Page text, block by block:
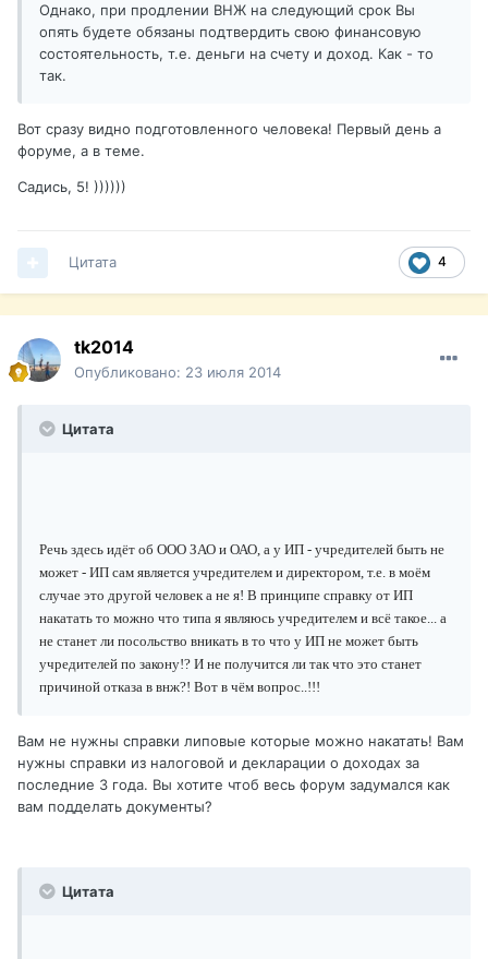
Однако, при продлении ВНЖ на следующий срок Вы
опять будете обязаны подтвердить свою финансовую
состоятельность, т.е. деньги на счету и доход. Как - то
так.
Вот сразу видно подготовленного человека! Первый день а
форуме, а в теме.
Садись, 5! ))))))
4
Цитата
tk2014
Опубликовано: 23 июля 2014
Цитата
Речь здесь идёт об ООО ЗАО и ОАО, а у ИП - учредителей быть не
может - ИП сам является учредителем и директором, т.е. в моём
случае это другой человек а не я! В принципе справку от ИП
накатать то можно что типа я являюсь учредителем и всё такое... а
не станет ли посольство вникать в то что у ИП не может быть
учредителей по закону!? И не получится ли так что это станет
причиной отказа в внж?! Вот в чём вопрос..!!!
Вам не нужны справки липовые которые можно накатать! Вам
нужны справки из налоговой и декларации о доходах за
последние 3 года. Вы хотите чтоб весь форум задумался как
вам подделать документы?
Цитата